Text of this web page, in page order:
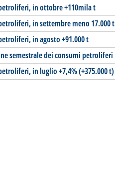
in ottobre +110mila t
in settembre meno 17.000 t
in agosto +91.000 t
semestrale dei consumi
in luglio +7,4% (+375.000 t)